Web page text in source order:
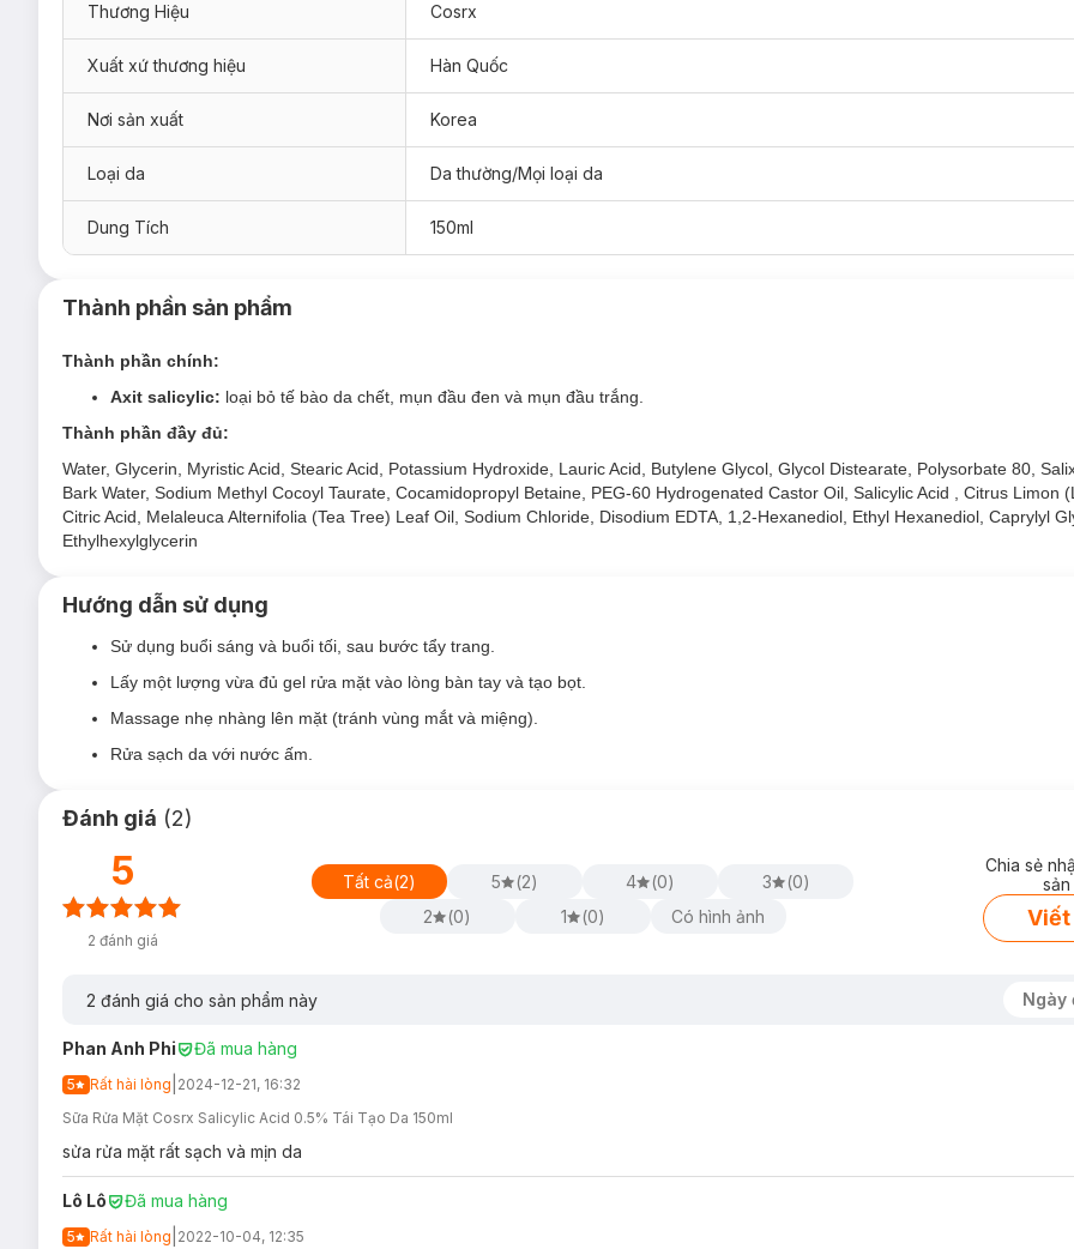
Thương Hiệu Cosrx
Xuất xứ thương hiệu Hàn Quốc
Nơi sản xuất Korea
Loại da Da thường/Mọi loại da
Dung Tích 150ml
Thành phần sản phẩm
Thành phần chính:
Axit salicylic: loại bỏ tế bào da chết, mụn đầu đen và mụn đầu trắng.
Thành phần đầy đủ:
Water, Glycerin, Myristic Acid, Stearic Acid, Potassium Hydroxide, Lauric Acid, Butylene Glycol, Glycol Distearate, Polysorbate 80,
Bark Water, Sodium Methyl Cocoyl Taurate, Cocamidopropyl Betaine, PEG-60 Hydrogenated Castor Oil, Salicylic Acid , Citrus Limon
Citric Acid, Melaleuca Alternifolia (Tea Tree) Leaf Oil, Sodium Chloride, Disodium EDTA, 1,2-Hexanediol, Ethyl Hexanediol, Caprylyl
Ethylhexylglycerin
Hướng dẫn sử dụng
Sử dụng buổi sáng và buổi tối, sau bước tẩy trang.
Lấy một lượng vừa đủ gel rửa mặt vào lòng bàn tay và tạo bọt.
Massage nhẹ nhàng lên mặt (tránh vùng mắt và miệng).
Rửa sạch da với nước ấm.
Đánh giá (2)
5
2 đánh giá
Tất cả(2) 5 (2) 4 (0) 3 (0)
2
(0) 1 (0) Có hình ảnh
Chia sẻ
Viết
2 đánh giá cho sản phẩm này Ngày
Phan Anh Phi Đã mua hàng
5 Rất hài lòng 2024-12-21, 16:32
Sữa Rửa Mặt Cosrx Salicylic Acid 0.5% Tái Tạo Da 150ml
sửa rửa mặt rất sạch và mịn da
Lô Lô Đã mua hàng
5 Rất hài lòng 2022-10-04, 12:35